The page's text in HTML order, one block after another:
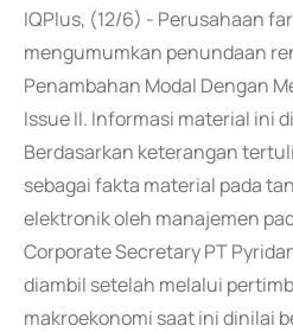
IQPlus, (12/6) - Perusahaan
mengumumkan penundaan
Penambahan Modal Dengan
Issue II. Informasi material ini
Berdasarkan keterangan
sebagai fakta material pada
elektronik oleh manajemen
Corporate Secretary PT
diambil setelah melalui
makroekonomi saat ini dinilai